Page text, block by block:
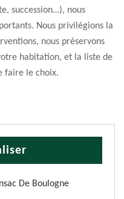
succession…), nous
Nous privilégions la
nous préservons
habitation, et la liste de
faire le choix.
De Boulogne